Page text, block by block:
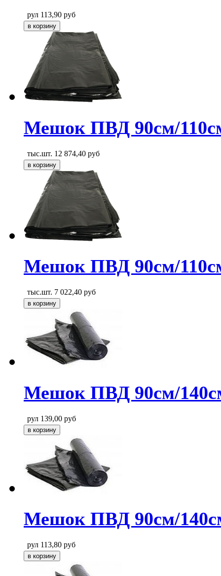
рул 113,90 руб
Мешок ПВД 90см/
тыс.шт. 12 874,40 руб
Мешок ПВД 90см/
тыс.шт. 7 022,40 руб
Мешок ПВД 90см/
рул 139,00 руб
Мешок ПВД 90см/
рул 113,80 руб